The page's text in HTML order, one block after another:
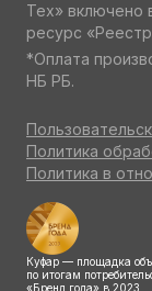
Тех» включено
ресурс
*Оплата
НБ РБ.
Политика
Политика в
Куфар — площадка
по итогам
«Бренд года» в 2023